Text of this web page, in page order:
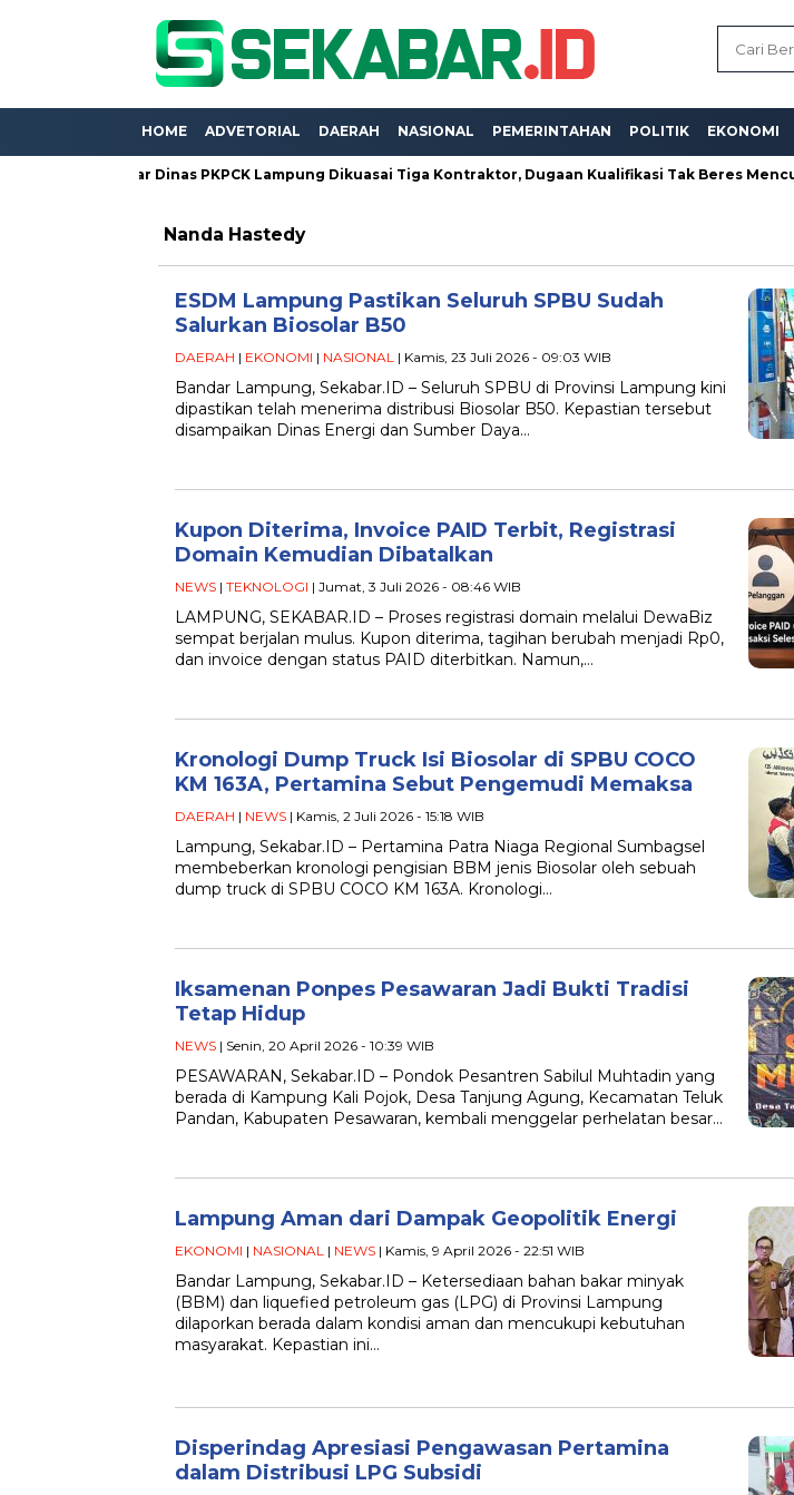
HOME ADVETORIAL DAERAH NASIONAL PEMERINTAHAN POLITIK EKONOMI
Miliar Dinas PKPCK Lampung Dikuasai Tiga Kontraktor, Dugaan Kualifikasi Tak Beres Mencuat
Nanda Hastedy
ESDM Lampung Pastikan Seluruh SPBU Sudah
Salurkan Biosolar B50
DAERAH | EKONOMI | NASIONAL | Kamis, 23 Juli 2026 - 09:03 WIB
Bandar Lampung, Sekabar.ID – Seluruh SPBU di Provinsi Lampung kini
dipastikan telah menerima distribusi Biosolar B50. Kepastian tersebut
disampaikan Dinas Energi dan Sumber Daya…
Kupon Diterima, Invoice PAID Terbit, Registrasi
Domain Kemudian Dibatalkan
NEWS | TEKNOLOGI | Jumat, 3 Juli 2026 - 08:46 WIB
LAMPUNG, SEKABAR.ID – Proses registrasi domain melalui DewaBiz
sempat berjalan mulus. Kupon diterima, tagihan berubah menjadi Rp0,
dan invoice dengan status PAID diterbitkan. Namun,…
Kronologi Dump Truck Isi Biosolar di SPBU COCO
KM 163A, Pertamina Sebut Pengemudi Memaksa
DAERAH | NEWS | Kamis, 2 Juli 2026 - 15:18 WIB
Lampung, Sekabar.ID – Pertamina Patra Niaga Regional Sumbagsel
membeberkan kronologi pengisian BBM jenis Biosolar oleh sebuah
dump truck di SPBU COCO KM 163A. Kronologi…
Iksamenan Ponpes Pesawaran Jadi Bukti Tradisi
Tetap Hidup
NEWS | Senin, 20 April 2026 - 10:39 WIB
PESAWARAN, Sekabar.ID – Pondok Pesantren Sabilul Muhtadin yang
berada di Kampung Kali Pojok, Desa Tanjung Agung, Kecamatan Teluk
Pandan, Kabupaten Pesawaran, kembali menggelar perhelatan besar…
Lampung Aman dari Dampak Geopolitik Energi
EKONOMI | NASIONAL | NEWS | Kamis, 9 April 2026 - 22:51 WIB
Bandar Lampung, Sekabar.ID – Ketersediaan bahan bakar minyak
(BBM) dan liquefied petroleum gas (LPG) di Provinsi Lampung
dilaporkan berada dalam kondisi aman dan mencukupi kebutuhan
masyarakat. Kepastian ini…
Disperindag Apresiasi Pengawasan Pertamina
dalam Distribusi LPG Subsidi